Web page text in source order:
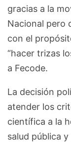
gracias a la
Nacional pero
con el
“hacer trizas
a Fecode.
La decisión
atender los
científica a la
salud pública